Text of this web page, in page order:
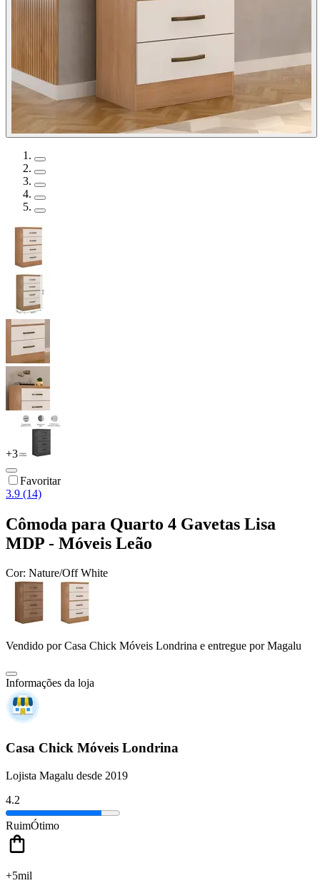
+3
Favoritar
3.9 (14)
Cômoda para Quarto 4 Gavetas Lisa
MDP - Móveis Leão
Cor: Nature/Off White
Vendido porCasa Chick Móveis Londrina e entregue por Magalu
Informações da loja
Casa Chick Móveis Londrina
Lojista Magalu desde 2019
4.2
RuimÓtimo
+5mil